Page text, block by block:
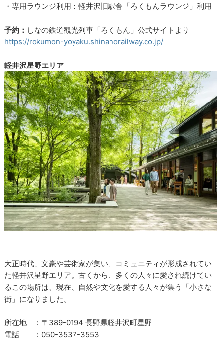
・専用ラウンジ利用：軽井沢旧駅舎「ろくもんラウンジ」利用
予約： しなの鉄道観光列車「ろくもん」公式サイトより
https://rokumon-yoyaku.shinanorailway.co.jp/
軽井沢星野エリア
大正時代、文豪や芸術家が集い、コミュニティが形成されてい
た軽井沢星野エリア。古くから、多くの人々に愛され続けてい
るこの場所は、現在、自然や文化を愛する人々が集う「小さな
街」になりました。
所在地 ：〒389-0194 長野県軽井沢町星野
電話 ：050-3537-3553